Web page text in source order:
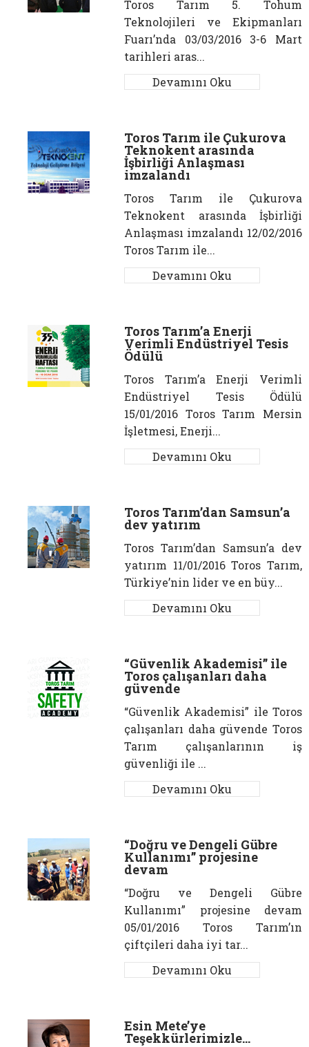
Toros Tarım 5. Tohum
Teknolojileri ve Ekipmanları
Fuarı’nda 03/03/2016 3-6 Mart
tarihleri aras...
Devamını Oku
Toros Tarım ile Çukurova
Teknokent arasında
İşbirliği Anlaşması
imzalandı
Toros Tarım ile Çukurova
Teknokent arasında İşbirliği
Anlaşması imzalandı 12/02/2016
Toros Tarım ile...
Devamını Oku
Toros Tarım’a Enerji
Verimli Endüstriyel Tesis
Ödülü
Toros Tarım’a Enerji Verimli
Endüstriyel Tesis Ödülü
15/01/2016 Toros Tarım Mersin
İşletmesi, Enerji...
Devamını Oku
Toros Tarım’dan Samsun’a
dev yatırım
Toros Tarım’dan Samsun’a dev
yatırım 11/01/2016 Toros Tarım,
Türkiye’nin lider ve en büy...
Devamını Oku
“Güvenlik Akademisi” ile
Toros çalışanları daha
güvende
“Güvenlik Akademisi” ile Toros
çalışanları daha güvende Toros
Tarım çalışanlarının iş
güvenliği ile ...
Devamını Oku
“Doğru ve Dengeli Gübre
Kullanımı” projesine
devam
“Doğru ve Dengeli Gübre
Kullanımı” projesine devam
05/01/2016 Toros Tarım’ın
çiftçileri daha iyi tar...
Devamını Oku
Esin Mete’ye
Teşekkürlerimizle…